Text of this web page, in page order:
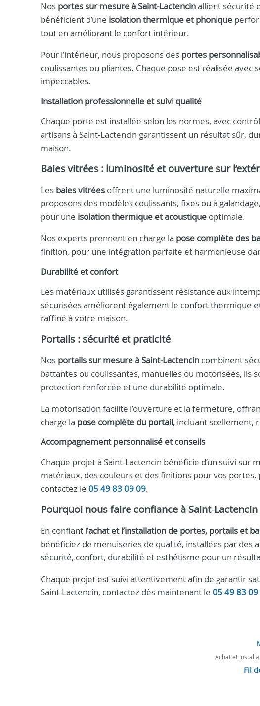
Nos portes sur mesure à Saint-Lactencinallient sécurité
bénéficient d’une isolation thermique et phonique
tout en améliorant le confort intérieur.
Pour l’intérieur, nous proposons des portes
coulissantes ou pliantes. Chaque pose est réalisée avec
impeccables.
Installation professionnelle et suivi qualité
Chaque porte est installée selon les normes, avec
artisans à Saint-Lactencin garantissent un résultat sûr,
maison.
Baies vitrées : luminosité et ouverture sur
Les baies vitrées offrent une luminosité naturelle
proposons des modèles coulissants, fixes ou à
pour une isolation thermique et acoustique optimale.
Nos experts prennent en charge la pose complète des
finition, pour une intégration parfaite et harmonieuse
Durabilité et confort
Les matériaux utilisés garantissent résistance aux
sécurisées améliorent également le confort thermique
raffiné à votre maison.
Portails : sécurité et praticité
Nos portails sur mesure à Saint-Lactencin combinent
battantes ou coulissantes, manuelles ou motorisées, ils
protection renforcée et une durabilité optimale.
La motorisation facilite l’ouverture et la fermeture,
charge la pose complète du portail, incluant scellement,
Accompagnement personnalisé et conseils
Chaque projet à Saint-Lactencin bénéficie d’un suivi
matériaux, des couleurs et des finitions pour vos
contactez le 05 49 83 09 09.
Pourquoi nous faire confiance à Saint-Lactencin
En confiant l’achat et l’installation de portes, portails et
bénéficiez de menuiseries de qualité, installées par
sécurité, confort, durabilité et esthétisme pour un
Chaque projet est suivi attentivement afin de garantir
Saint-Lactencin, contactez dès maintenant le 05 49 83
Achat et
Fil